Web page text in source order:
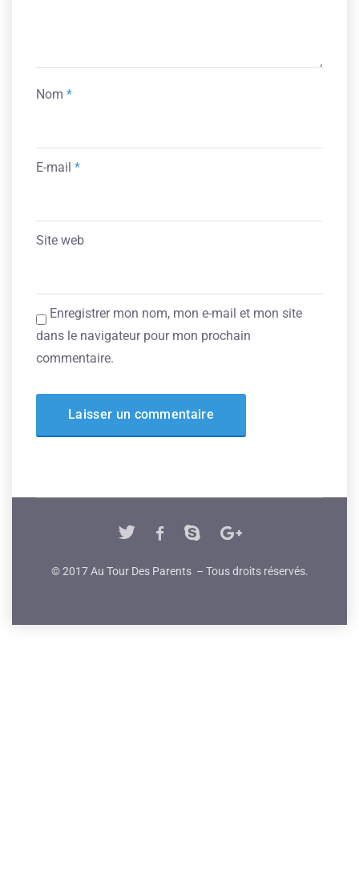
Nom *
E-mail *
Site web
Enregistrer mon nom, mon e-mail et mon site
dans le navigateur pour mon prochain
commentaire.
© 2017 Au Tour Des Parents – Tous droits réservés.